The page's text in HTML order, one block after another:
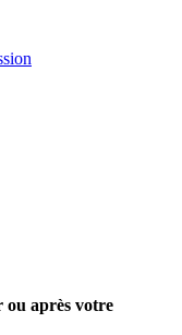
ou après votre